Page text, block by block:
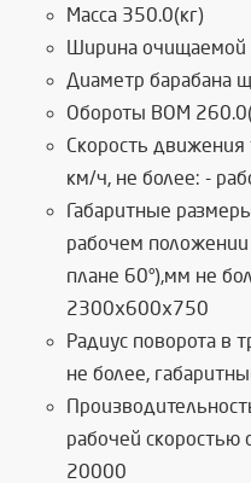
Масса 350.0(кг)
Ширина
Диаметр барабана
Обороты ВОМ
Скорость движения
км/ч, не более: -
Габаритные
рабочем положении
плане 60°),мм не
2300х600х750
Радиус поворота в
не более,
рабочей
20000